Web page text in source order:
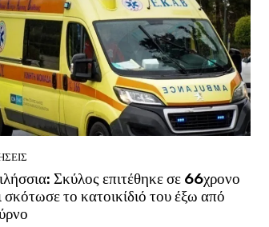
Σκύλος επιτέθηκε σε 66χρονο
σκότωσε το κατοικίδιό του έξω από